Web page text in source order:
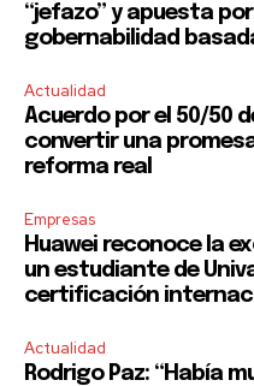
“jefazo” y apuesta
gobernabilidad
Actualidad
Acuerdo por el 50/50
convertir una
reforma real
Empresas
Huawei reconoce la
un estudiante de
certificación
Actualidad
Rodrigo Paz: “Había